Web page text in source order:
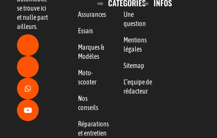
se trouve ici
et nulle part
ailleurs.
CATÉGORIES
Assurances
Essais
Marques &
Modèles
Moto-
scooter
Nos
conseils
Réparations
et entretien
INFOS
Une
question
Mentions
légales
Sitemap
L"equipe de
rédacteur